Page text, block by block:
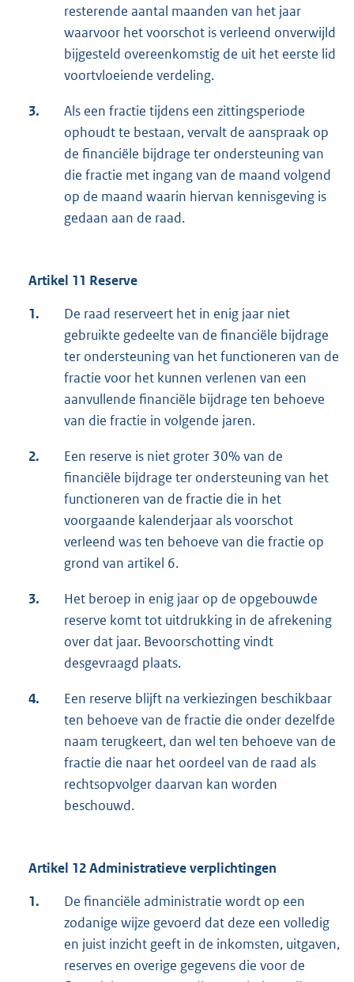
resterende aantal maanden van het jaar
waarvoor het voorschot is verleend onverwijld
bijgesteld overeenkomstig de uit het eerste lid
voortvloeiende verdeling.
3.
Als een fractie tijdens een zittingsperiode
ophoudt te bestaan, vervalt de aanspraak op
de financiële bijdrage ter ondersteuning van
die fractie met ingang van de maand volgend
op de maand waarin hiervan kennisgeving is
gedaan aan de raad.
Artikel 11 Reserve
1.
De raad reserveert het in enig jaar niet
gebruikte gedeelte van de financiële bijdrage
ter ondersteuning van het functioneren van de
fractie voor het kunnen verlenen van een
aanvullende financiële bijdrage ten behoeve
van die fractie in volgende jaren.
2.
Een reserve is niet groter 30% van de
financiële bijdrage ter ondersteuning van het
functioneren van de fractie die in het
voorgaande kalenderjaar als voorschot
verleend was ten behoeve van die fractie op
grond van artikel 6.
3.
Het beroep in enig jaar op de opgebouwde
reserve komt tot uitdrukking in de afrekening
over dat jaar. Bevoorschotting vindt
desgevraagd plaats.
4.
Een reserve blijft na verkiezingen beschikbaar
ten behoeve van de fractie die onder dezelfde
naam terugkeert, dan wel ten behoeve van de
fractie die naar het oordeel van de raad als
rechtsopvolger daarvan kan worden
beschouwd.
Artikel 12 Administratieve verplichtingen
1.
De financiële administratie wordt op een
zodanige wijze gevoerd dat deze een volledig
en juist inzicht geeft in de inkomsten, uitgaven,
reserves en overige gegevens die voor de